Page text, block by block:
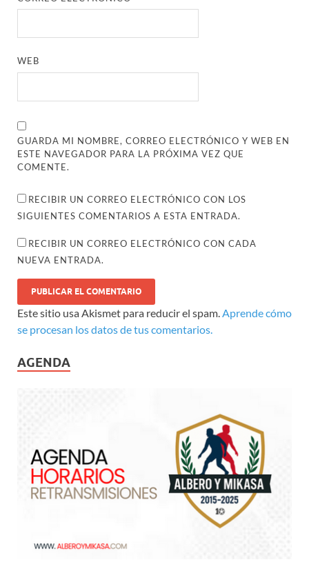
WEB
GUARDA MI NOMBRE, CORREO ELECTRÓNICO Y WEB EN
ESTE NAVEGADOR PARA LA PRÓXIMA VEZ QUE
COMENTE.
RECIBIR UN CORREO ELECTRÓNICO CON LOS
SIGUIENTES COMENTARIOS A ESTA ENTRADA.
RECIBIR UN CORREO ELECTRÓNICO CON CADA
NUEVA ENTRADA.
Este sitio usa Akismet para reducir el spam. Aprende cómo
se procesan los datos de tus comentarios.
AGENDA